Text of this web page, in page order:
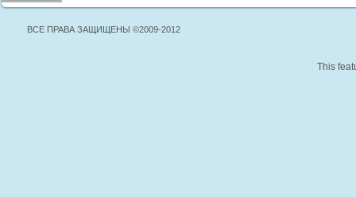
ВСЕ ПРАВА ЗАЩИЩЕНЫ ©2009-2012
This